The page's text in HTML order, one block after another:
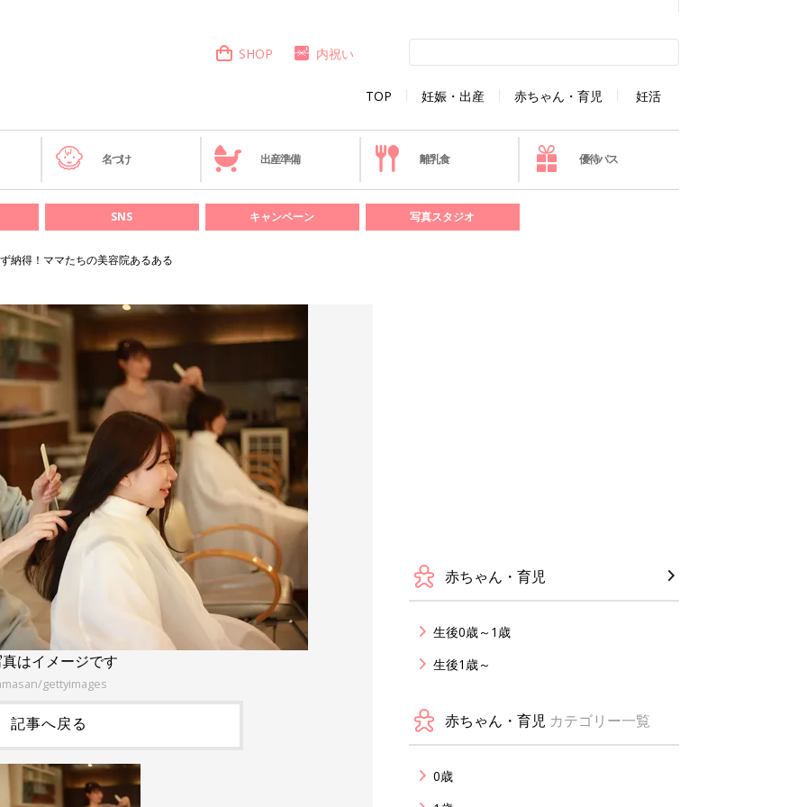
TOP 妊娠・出産 赤ちゃん・育児 妊活
SHOP 内祝い
名づけ 出産準備 離乳食 優待パス
SNS キャンペーン 写真スタジオ
納得！ママたちの美容院あるある
はイメージです
gettyimages
記事へ戻る
赤ちゃん・育児
生後0歳～1歳
生後1歳～
赤ちゃん・育児 カテゴリー一覧
0歳